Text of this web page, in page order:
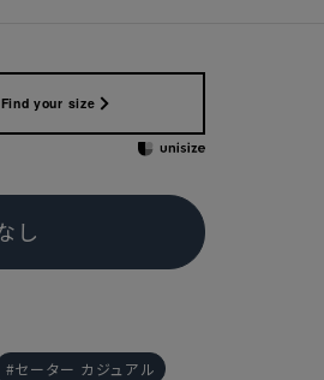
Find your size
セーター カジュアル